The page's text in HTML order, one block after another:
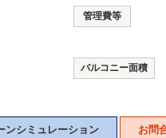
管理費等
バルコニー面積
ンシミュレーション お問